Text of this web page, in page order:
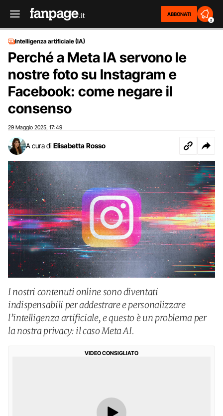
ABBONATI
2
Intelligenza artificiale (IA)
Perché a Meta IA servono le
nostre foto su Instagram e
Facebook: come negare il
consenso
29 Maggio 2025 17:49
A cura di Elisabetta Rosso
I nostri contenuti online sono diventati
indispensabili per addestrare e personalizzare
l’intelligenza artificiale, e questo è un problema per
la nostra privacy: il caso Meta AI.
VIDEO CONSIGLIATO